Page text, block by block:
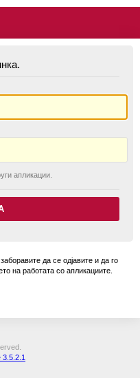
апликации.
да се одјавите и да го
на работата со апликациите.